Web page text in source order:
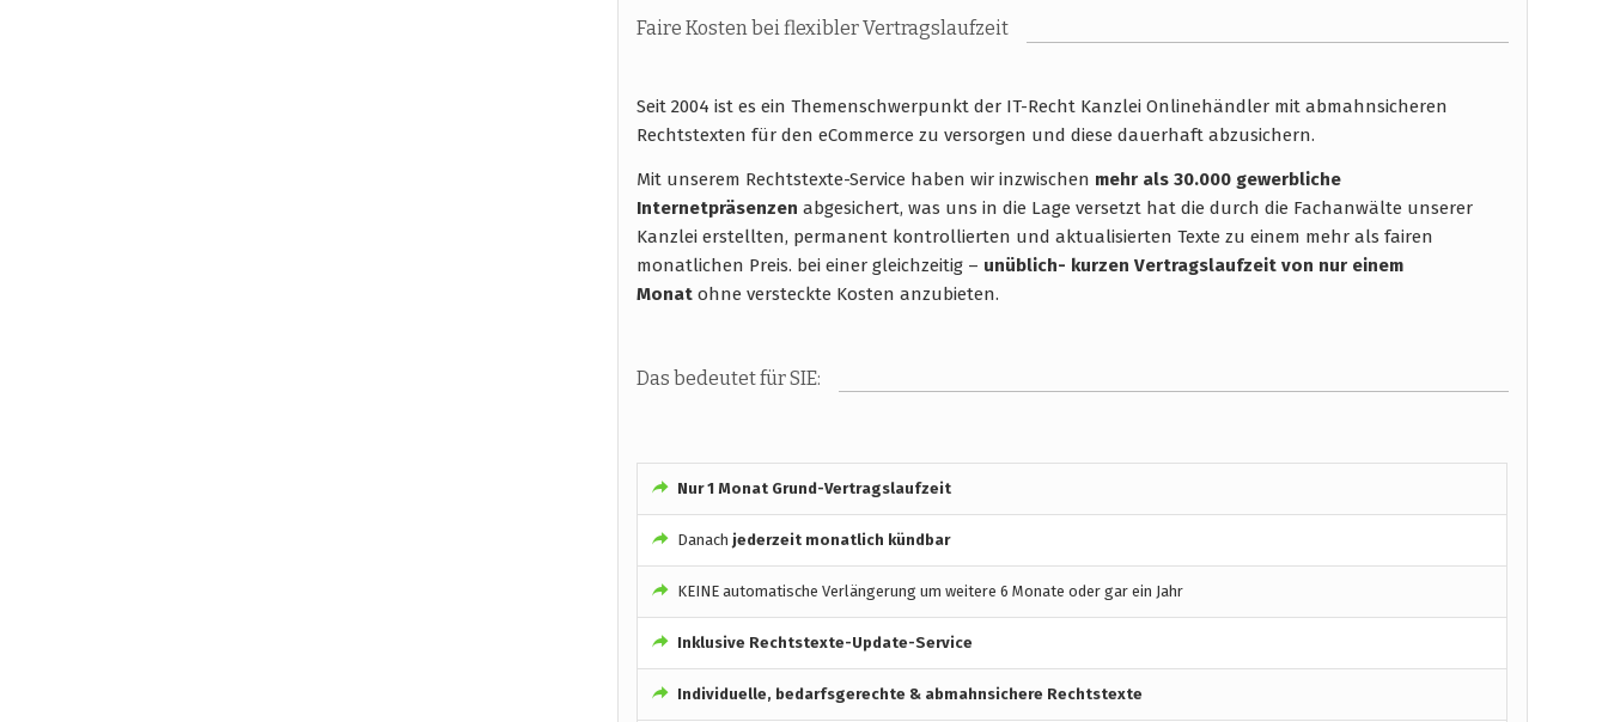
Faire Kosten bei flexibler Vertragslaufzeit
Seit 2004 ist es ein Themenschwerpunkt der IT-Recht Kanzlei Onlinehändler mit abmahnsicheren
Rechtstexten für den eCommerce zu versorgen und diese dauerhaft abzusichern.
Mit unserem Rechtstexte-Service haben wir inzwischen mehr als 30.000 gewerbliche
Internetpräsenzen abgesichert, was uns in die Lage versetzt hat die durch die Fachanwälte unserer
Kanzlei erstellten, permanent kontrollierten und aktualisierten Texte zu einem mehr als fairen
monatlichen Preis. bei einer gleichzeitig – unüblich- kurzen Vertragslaufzeit von nur einem
Monatohne versteckte Kosten anzubieten.
Das bedeutet für SIE:
Nur 1 Monat Grund-Vertragslaufzeit
Danach jederzeit monatlich kündbar
KEINE automatische Verlängerung um weitere 6 Monate oder gar ein Jahr
Inklusive Rechtstexte-Update-Service
Individuelle, bedarfsgerechte & abmahnsichere Rechtstexte